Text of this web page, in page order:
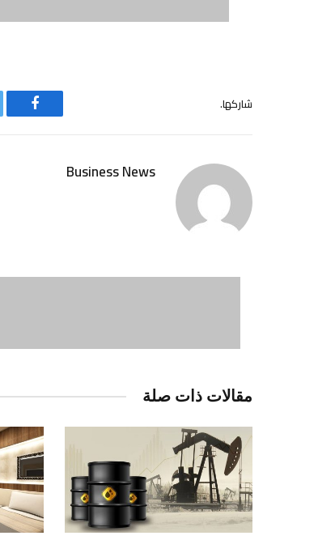
شاركها.
Business News
مقالات ذات صلة